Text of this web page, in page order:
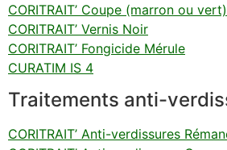
CORITRAIT’ Coupe (marron ou vert)
CORITRAIT’ Vernis Noir
CORITRAIT’ Fongicide Mérule
CURATIM IS 4
Traitements anti-
CORITRAIT’ Anti-verdissures